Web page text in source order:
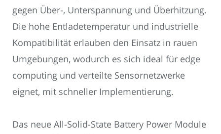
gegen Über-, Unterspannung und Überhitzung.
Die hohe Entladetemperatur und industrielle
Kompatibilität erlauben den Einsatz in rauen
Umgebungen, wodurch es sich ideal für edge
computing und verteilte Sensornetzwerke
eignet, mit schneller Implementierung.
Das neue All-Solid-State Battery Power Module